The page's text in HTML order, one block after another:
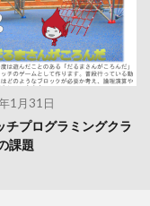
1月31日
チプログラミングクラ
課題